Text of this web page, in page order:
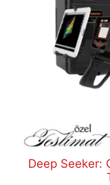
Deep Seeker: